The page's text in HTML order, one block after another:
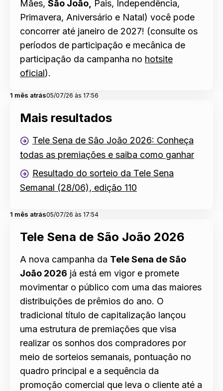
Mães, São João,
Pais, Independência,
Primavera, Aniversário e Natal) você pode
concorrer até janeiro de 2027! (consulte os
períodos de participação e mecânica de
participação da campanha no hotsite
oficial).
1 mês atrás05/07/26 às 17:56
Mais resultados
Tele Sena de São João 2026: Conheça
todas as premiações e saiba como ganhar
Resultado do sorteio da Tele Sena
Semanal (28/06), edição 110
1 mês atrás05/07/26 às 17:54
Tele Sena de São João 2026
A nova campanha da Tele Sena de São
João 2026 já está em vigor e promete
movimentar o público com uma das maiores
distribuições de prêmios do ano. O
tradicional título de capitalização lançou
uma estrutura de premiações que visa
realizar os sonhos dos compradores por
meio de sorteios semanais, pontuação no
quadro principal e a sequência da
promoção comercial que leva o cliente até a